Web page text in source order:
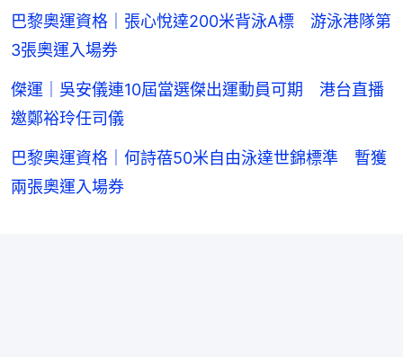
巴黎奧運資格｜張心悅達200米背泳A標 游泳港隊第
3張奧運入場券
傑運｜吳安儀連10屆當選傑出運動員可期 港台直播
邀鄭裕玲任司儀
巴黎奧運資格｜何詩蓓50米自由泳達世錦標準 暫獲
兩張奧運入場券